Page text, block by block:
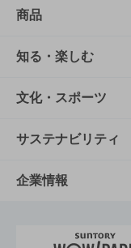
商品
商品TOP
商品一覧
商品発売情報
栄養成分一覧
知る・楽しむ
知る・楽しむTOP
キャンペーン
工場見学
文化・スポーツ
文化・スポーツ
サントリーホール
サステナビリティ
サステナビリテ
企業情報